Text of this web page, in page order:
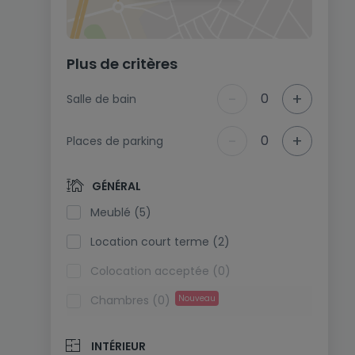
Plus de critères
Salle de bain 0 +
Places de parking 0 +
GÉNÉRAL
Meublé (5)
Location court terme (2)
Colocation acceptée (0)
Chambres (0)
Nouveau
INTÉRIEUR